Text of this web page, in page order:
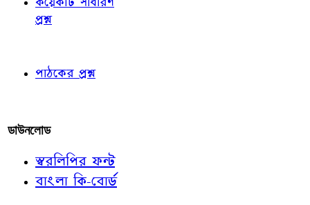
প্রশ্ন
পাঠকের প্রশ্ন
ডাউনলোড
স্বরলিপির ফন্ট
বাংলা কি-বোর্ড